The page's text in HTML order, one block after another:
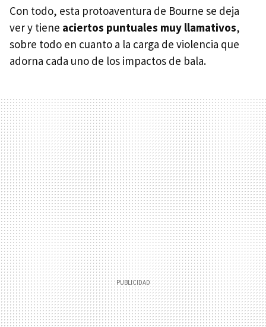
Con todo, esta protoaventura de Bourne se deja
ver y tiene aciertos puntuales muy llamativos,
sobre todo en cuanto a la carga de violencia que
adorna cada uno de los impactos de bala.